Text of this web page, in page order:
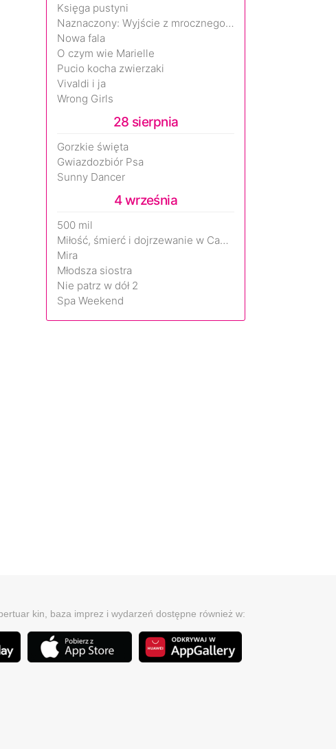
Księga pustyni
Naznaczony: Wyjście z mrocznego wymiaru
Nowa fala
O czym wie Marielle
Pucio kocha zwierzaki
Vivaldi i ja
Wrong Girls
28 sierpnia
Gorzkie święta
Gwiazdozbiór Psa
Sunny Dancer
4 września
500 mil
Miłość, śmierć i dojrzewanie w Camp Miasma
Mira
Młodsza siostra
Nie patrz w dół 2
Spa Weekend
kin, baza imprez i wydarzeń dostępne również w: